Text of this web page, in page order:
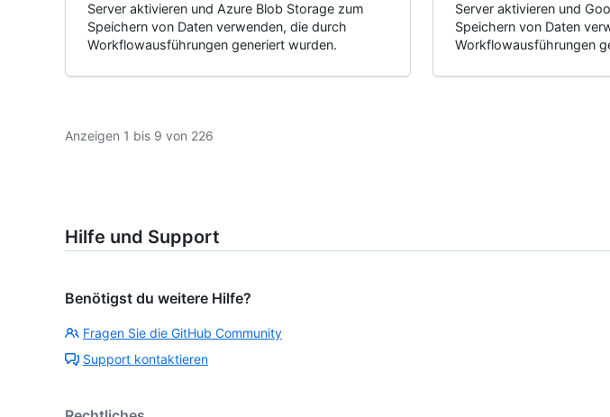
Server aktivieren und Azure Blob Storage zum
Speichern von Daten verwenden, die durch
Workflowausführungen generiert wurden.
Server aktivieren und
Speichern von Daten
Workflowausführungen
Anzeigen 1 bis 9 von 226
Hilfe und Support
Benötigst du weitere Hilfe?
Fragen Sie die GitHub Community
Support kontaktieren